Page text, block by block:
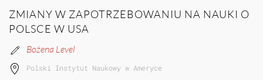
ZMIANY W ZAPOTRZEBOWANIU NA NAUKI O
POLSCE W USA
Bożena Level
Polski Instytut Naukowy w Ameryce